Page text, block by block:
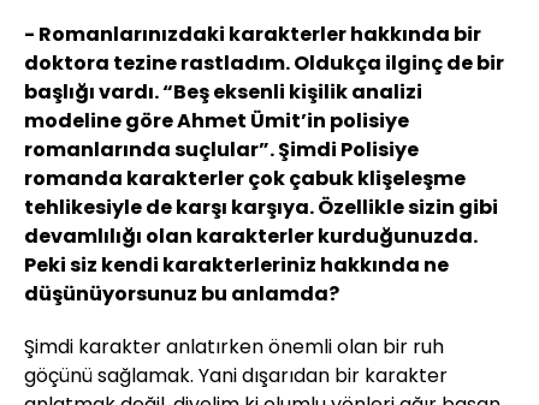
- Romanlarınızdaki karakterler hakkında bir
doktora tezine rastladım. Oldukça ilginç de bir
başlığı vardı. “Beş eksenli kişilik analizi
modeline göre Ahmet Ümit’in polisiye
romanlarında suçlular”. Şimdi Polisiye
romanda karakterler çok çabuk klişeleşme
tehlikesiyle de karşı karşıya. Özellikle sizin gibi
devamlılığı olan karakterler kurduğunuzda.
Peki siz kendi karakterleriniz hakkında ne
düşünüyorsunuz bu anlamda?
Şimdi karakter anlatırken önemli olan bir ruh
göçünü sağlamak. Yani dışarıdan bir karakter